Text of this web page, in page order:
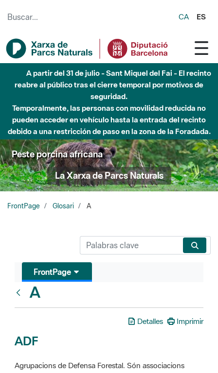
CA ES
A partir del 31 de julio - Sant Miquel del Fai - El recinto
reabre al público tras el cierre temporal por motivos de
seguridad.
Temporalmente, las personas con movilidad reducida no
pueden acceder en vehículo hasta la entrada del recinto
debido a una restricción de paso en la zona de la Foradada.
Peste porcina africana
La Xarxa de Parcs Naturals
FrontPage Glosari A
FrontPage
A
Detalles Imprimir
ADF
Agrupacions de Defensa Forestal. Són associacions